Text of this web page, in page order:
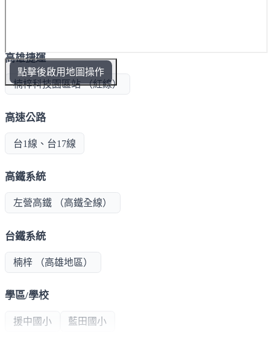
點擊後啟用地圖操作
高雄捷運
楠梓科技園區站 （紅線）
高速公路
台1線、台17線
高鐵系統
左營高鐵 （高鐵全線）
台鐵系統
楠梓 （高雄地區）
學區/學校
援中國小 藍田國小